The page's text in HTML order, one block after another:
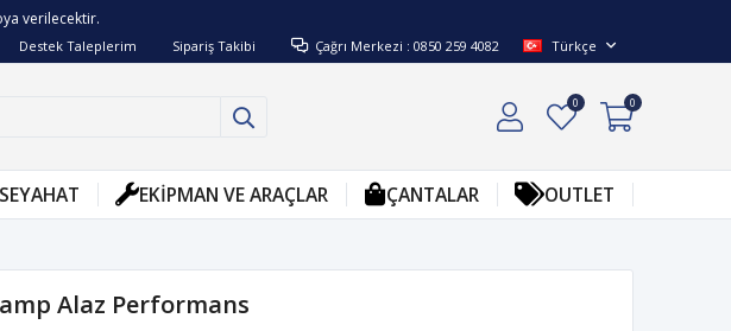
verilecektir.
Destek Taleplerim Sipariş Takibi Çağrı Merkezi : 0850 259 4082 Türkçe
0 0
EKIPMAN VE ARAÇLAR ÇANTALAR OUTLET
Alaz Performans